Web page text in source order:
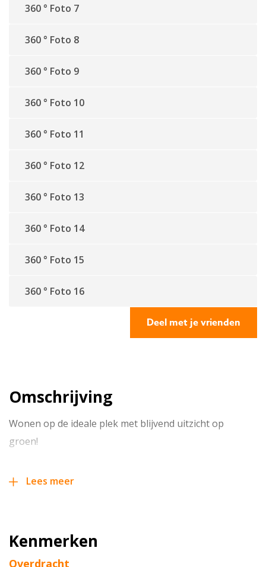
360 ° Foto 7
360 ° Foto 8
360 ° Foto 9
360 ° Foto 10
360 ° Foto 11
360 ° Foto 12
360 ° Foto 13
360 ° Foto 14
360 ° Foto 15
360 ° Foto 16
Deel met je vrienden
Omschrijving
Wonen op de ideale plek met blijvend uitzicht op
groen!
Een riante uitgebouwde TWEE-ONDER-EEN-
Wakker worden met uitzicht op groen en volledige
Lees meer
Kenmerken
Overdracht